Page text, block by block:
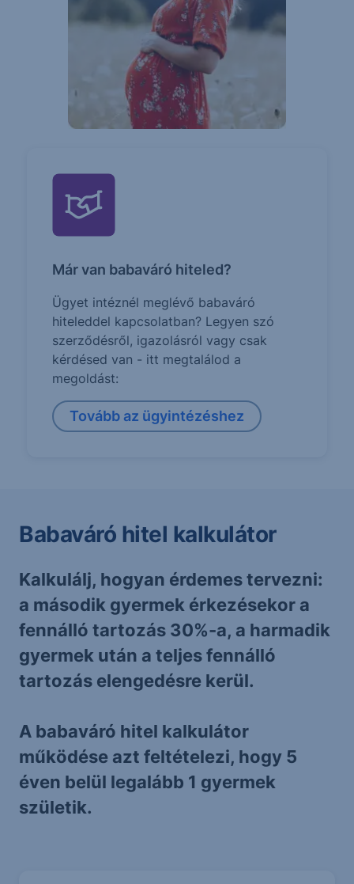
Már van babaváró hiteled?
Ügyet intéznél meglévő babaváró
hiteleddel kapcsolatban? Legyen szó
szerződésről, igazolásról vagy csak
kérdésed van - itt megtalálod a
megoldást:
Tovább az ügyintézéshez
Babaváró hitel kalkulátor
Kalkulálj, hogyan érdemes tervezni:
a második gyermek érkezésekor a
fennálló tartozás 30%-a, a harmadik
gyermek után a teljes fennálló
tartozás elengedésre kerül.
A babaváró hitel kalkulátor
működése azt feltételezi, hogy 5
éven belül legalább 1 gyermek
születik.